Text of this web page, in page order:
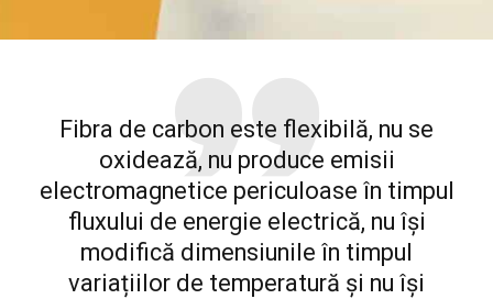
Fibra de carbon este flexibilă, nu se
oxidează, nu produce emisii
electromagnetice periculoase în timpul
fluxului de energie electrică, nu își
modifică dimensiunile în timpul
variațiilor de temperatură și nu își